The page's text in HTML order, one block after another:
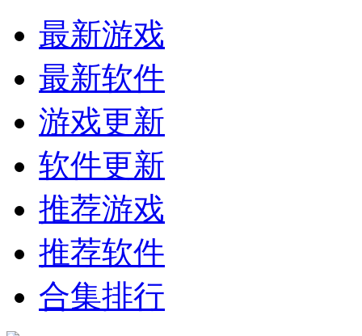
最新游戏
最新软件
游戏更新
软件更新
推荐游戏
推荐软件
合集排行